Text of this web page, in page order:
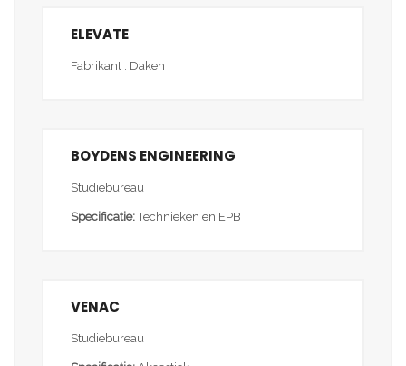
ELEVATE
Fabrikant : Daken
BOYDENS ENGINEERING
Studiebureau
Specificatie:Technieken en EPB
VENAC
Studiebureau